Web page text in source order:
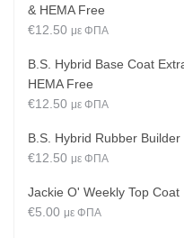
& HEMA Free
€12.50 με ΦΠΑ
B.S. Hybrid Base Coat
HEMA Free
€12.50 με ΦΠΑ
B.S. Hybrid Rubber
€12.50 με ΦΠΑ
Jackie O' Weekly Top Coat
€5.00 με ΦΠΑ